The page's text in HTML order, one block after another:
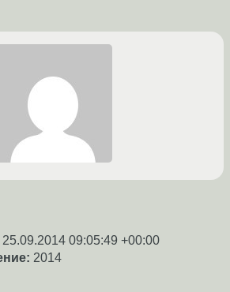
25.09.2014 09:05:49 +00:00
2014